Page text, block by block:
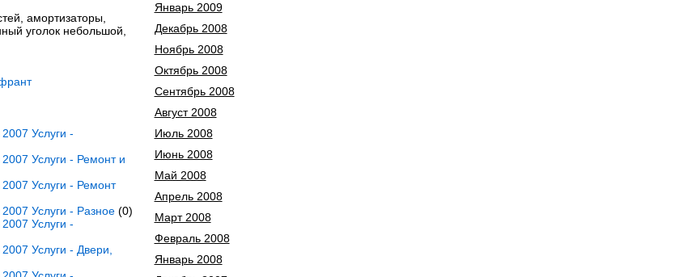
амортизаторы,
уголок небольшой,
Услуги -
Услуги - Ремонт и
Услуги - Ремонт
Услуги - Разное(0)
Услуги -
Услуги - Двери,
Январь 2009
Декабрь 2008
Ноябрь 2008
Октябрь 2008
Сентябрь 2008
Август 2008
Июль 2008
Июнь 2008
Май 2008
Апрель 2008
Март 2008
Февраль 2008
Январь 2008